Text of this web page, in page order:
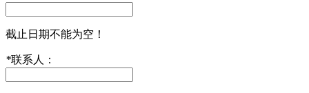
截止日期不能为空！
*联系人：